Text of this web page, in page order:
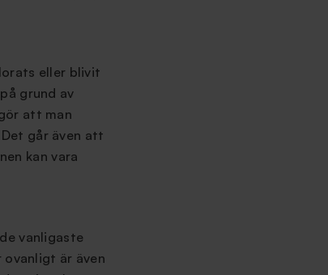
eller blivit
grund av
att man
går även att
kan vara
vanligaste
är även